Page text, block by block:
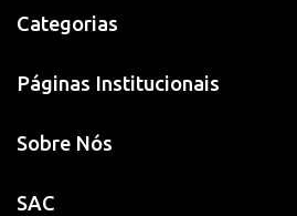
Categorias
Páginas Institucionais
Sobre Nós
SAC